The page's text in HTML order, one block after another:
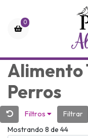
0
Alimento
Perros
Filtros
Filtrar
Mostrando 8 de 44